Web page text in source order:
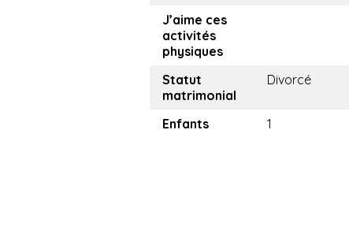
J’aime ces
activités
physiques
Statut
matrimonial
Divorcé
Enfants 1